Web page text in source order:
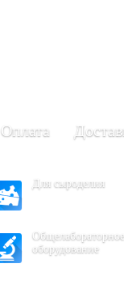
Оплата
Для сыроделия
Общелабораторное
оборудование